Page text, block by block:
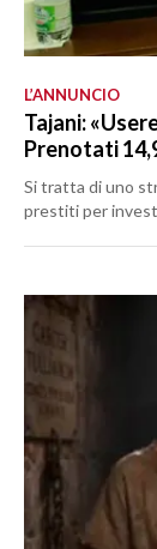
L’ANNUNCIO
Tajani:
Prenotati
Si tratta di uno
prestiti per